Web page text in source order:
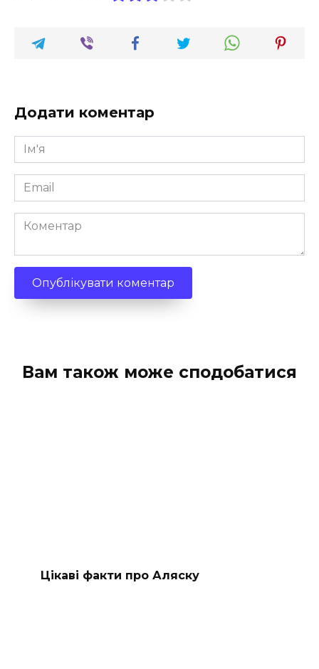
Додати коментар
Ім'я
*
Email
*
Коментар
Вам також може сподобатися
Цікаві факти про Аляску